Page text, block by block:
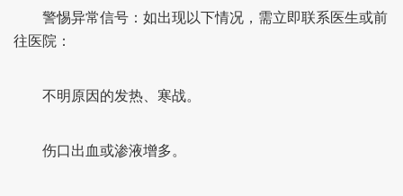
警惕异常信号：如出现以下情况，需立即联系医生或前
往医院：
不明原因的发热、寒战。
伤口出血或渗液增多。